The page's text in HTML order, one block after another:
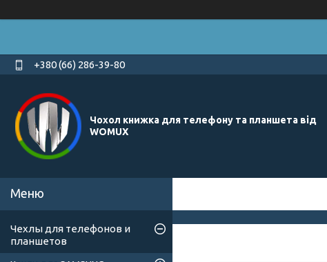
+380 (66) 286-39-80
Чохол книжка для телефону та планшета від
WOMUX
Чехлы для телефонов и
планшетов